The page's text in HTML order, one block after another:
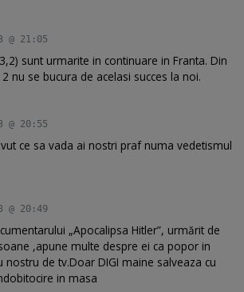
@ 21:05
sunt urmarite in continuare in Franta. Din
2 nu se bucura de acelasi succes la noi.
@ 20:55
ce sa vada ai nostri praf numa vedetismul
@ 20:49
„Apocalipsa Hitler”, urmărit de
,apune multe despre ei ca popor in
nostru de tv.Doar DIGI maine salveaza cu
in masa